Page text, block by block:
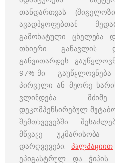
თანდართვას
ავადმყოფებთან
გამოხატული ცხელება
თხიერი განავლის
განვითარდეს
97%-ში
პირველი ან მეორე
ვლინდება მძიმე
დეკომპენსირებულ
შემთხვევებში
მწვავე უკმარისობა
დარღვევები. პალპაციით
ეპიგასტრულ და ჭიპის